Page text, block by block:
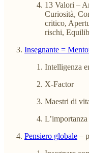
13 Valori –
Curiosità,
critico,
rischi,
Insegnante =
Intelligenza
X-Factor
Maestri di
Pensiero globale –